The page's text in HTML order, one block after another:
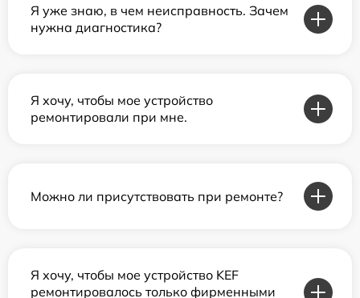
Я уже знаю, в чем неисправность. Зачем
нужна диагностика?
Я хочу, чтобы мое устройство
ремонтировали при мне.
Можно ли присутствовать при ремонте?
Я хочу, чтобы мое устройство KEF
ремонтировалось только фирменными